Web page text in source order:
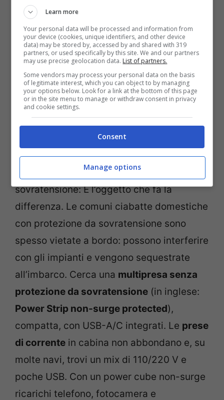
Mettila in bagno o vicino al pavimento.
Quando la card fuori dalla fessura spegne
tutto, lei resta accesa quel tanto che
basta. Unaluce notturna LED da 10–30
lumen, 2700–3000K, ti guida senza
abbagliare e non svegli chi dorme. È un
gesto di sicurezza e di cura del sonno:
niente riflessi violenti, niente orientamento
Multipresa senza protezione da
sovratensione: È l’oggetto che fa la
differenza. Le comuni ciabatte domestiche
con protezione da sovratensione sono
spesso vietate a bordo: possono interferire
con gli impianti e vengono sequestrate
all’imbarco. Cerca una multipresa senza
protezione da sovratensione (in inglese:
Power Strip non-surge protected),
compatta, con USB-A/C integrati. Le prese
di corrente in cabina non abbondano e, su
molte navi, trovi un mix di 110/220 V e
poche USB. Con un power cube non-surge
ricarichi telefono, fotocamera e
Learn more
Your personal data will be processed and information from
your device (cookies, unique identifiers, and other device
data) may be stored by, accessed by and shared with 319
partners, or used specifically by this site. We and our partners
may use precise geolocation data. List of partners.
Some vendors may process your personal data on the basis
of legitimate interest, which you can object to by managing
your options below. Look for a link at the bottom of this page
or in the site menu to manage or withdraw consent in privacy
and cookie settings.
Consent
Manage options